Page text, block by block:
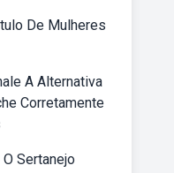
De Mulheres
A Alternativa
Corretamente
Sertanejo